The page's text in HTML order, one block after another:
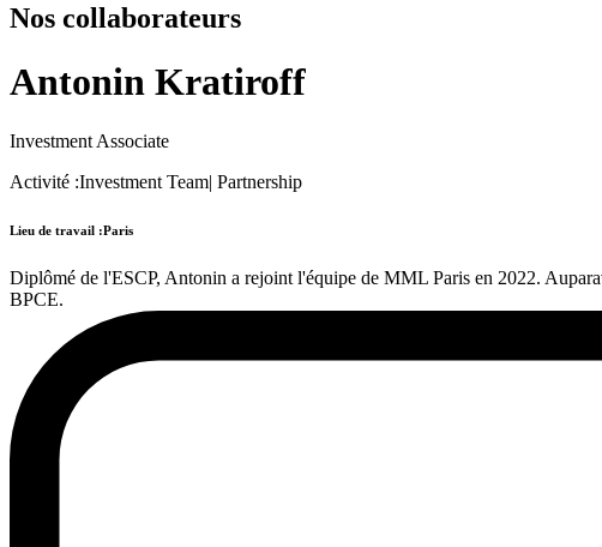
Nos collaborateurs
Antonin Kratiroff
Investment Associate
Activité :Investment Team| Partnership
Lieu de travail :Paris
Diplômé de l'ESCP, Antonin a rejoint l'équipe de MML Paris en 2022.
BPCE.